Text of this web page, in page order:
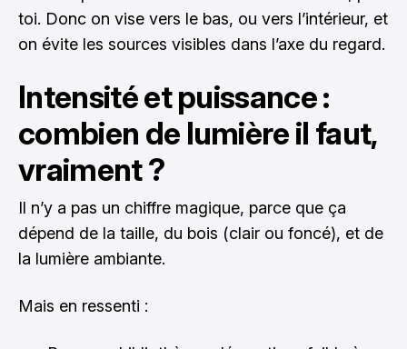
toi. Donc on vise vers le bas, ou vers l’intérieur, et
on évite les sources visibles dans l’axe du regard.
Intensité et puissance :
combien de lumière il faut,
vraiment ?
Il n’y a pas un chiffre magique, parce que ça
dépend de la taille, du bois (clair ou foncé), et de
la lumière ambiante.
Mais en ressenti :